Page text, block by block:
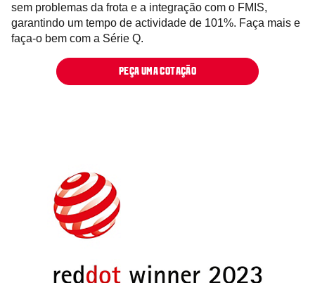
sem problemas da frota e a integração com o FMIS,
garantindo um tempo de actividade de 101%. Faça mais e
faça-o bem com a Série Q.
PEÇA UMA COTAÇÃO